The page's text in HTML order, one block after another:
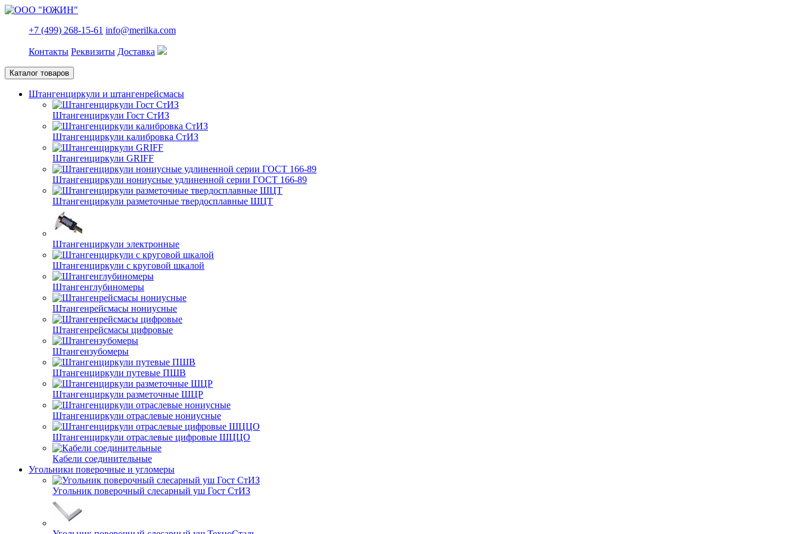
+7 (499) 268-15-61 info@merilka.com
Контакты Реквизиты Доставка
Каталог товаров
Штангенциркули и штангенрейсмасы
Штангенциркули Гост СтИЗ
Штангенциркули калибровка СтИЗ
Штангенциркули GRIFF
Штангенциркули нониусные удлиненной серии ГОСТ 166-89
Штангенциркули разметочные твердосплавные ШЦТ
Штангенциркули электронные
Штангенциркули с круговой шкалой
Штангенглубиномеры
Штангенрейсмасы нониусные
Штангенрейсмасы цифровые
Штангензубомеры
Штангенциркули путевые ПШВ
Штангенциркули разметочные ШЦР
Штангенциркули отраслевые нониусные
Штангенциркули отраслевые цифровые ШЦЦО
Кабели соединительные
Угольники поверочные и угломеры
Угольник поверочный слесарный уш Гост СтИЗ